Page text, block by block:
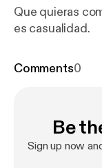
Que quieras
es casualidad.
Comments0
Be
Sign up now